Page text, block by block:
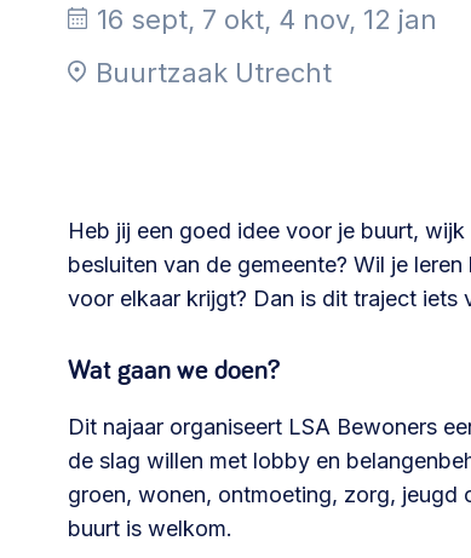
Community building en ABCD,
Samenwerken en lokale politiek
maatschappelijke impact >
Advies of hulp nodig?
Je kunt altijd contact met ons opnemen
16 sept, 7 okt, 4 nov, 12 jan
Buurtzaak Utrecht
Heb jij een goed idee voor je buurt,
besluiten van de gemeente? Wil je
voor elkaar krijgt? Dan is dit traject iets
Wat gaan we doen?
Dit najaar organiseert LSA Bewoners
de slag willen met lobby en
groen, wonen, ontmoeting, zorg, jeugd
buurt is welkom.